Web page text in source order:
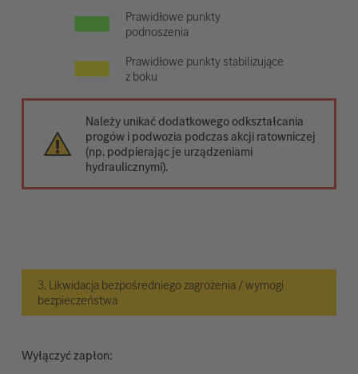
Prawidłowe punkty
podnoszenia
Prawidłowe punkty stabilizujące
z boku
Należy unikać dodatkowego odkształcania
progów i podwozia podczas akcji ratowniczej
(np. podpierając je urządzeniami
hydraulicznymi).
3. Likwidacja bezpośredniego zagrożenia / wymogi
bezpieczeństwa
Wyłączyć zapłon: